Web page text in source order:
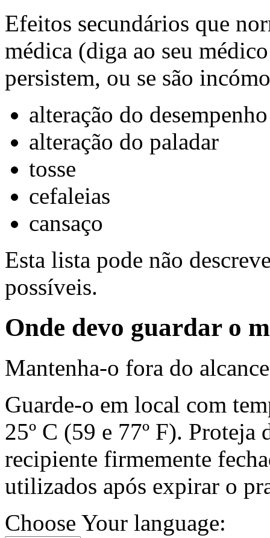
Efeitos secundários que
médica (diga ao seu
persistem, ou se são
alteração do
alteração do paladar
tosse
cefaleias
cansaço
Esta lista pode não
possíveis.
Onde devo guardar o
Mantenha-o fora do
Guarde-o em local com
25º C (59 e 77º F). Proteja
recipiente firmemente
utilizados após expirar o
Choose Your language: